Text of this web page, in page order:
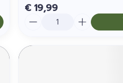
€ 19,99